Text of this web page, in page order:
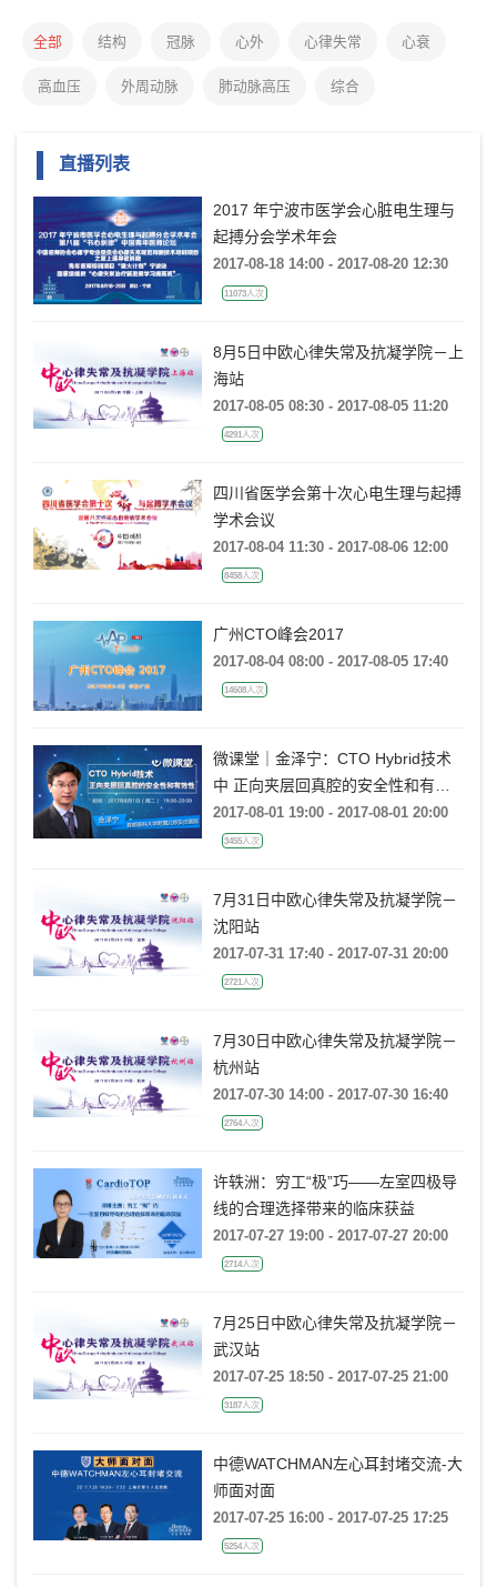
全部 结构 冠脉 心外 心律失常 心衰
高血压 外周动脉 肺动脉高压 综合
直播列表
2017 年宁波市医学会心脏电生理与
起搏分会学术年会
2017-08-18 14:00 - 2017-08-20 12:30
11073人次
8月5日中欧心律失常及抗凝学院－上
海站
2017-08-05 08:30 - 2017-08-05 11:20
4291人次
四川省医学会第十次心电生理与起搏
学术会议
2017-08-04 11:30 - 2017-08-06 12:00
8458人次
广州CTO峰会2017
2017-08-04 08:00 - 2017-08-05 17:40
14608人次
微课堂｜金泽宁：CTO Hybrid技术
中 正向夹层回真腔的安全性和有效
性
2017-08-01 19:00 - 2017-08-01 20:00
3455人次
7月31日中欧心律失常及抗凝学院－
沈阳站
2017-07-31 17:40 - 2017-07-31 20:00
2721人次
7月30日中欧心律失常及抗凝学院－
杭州站
2017-07-30 14:00 - 2017-07-30 16:40
2764人次
许轶洲：穷工“极”巧——左室四极导
线的合理选择带来的临床获益
2017-07-27 19:00 - 2017-07-27 20:00
2714人次
7月25日中欧心律失常及抗凝学院－
武汉站
2017-07-25 18:50 - 2017-07-25 21:00
3187人次
中德WATCHMAN左心耳封堵交流-大
师面对面
2017-07-25 16:00 - 2017-07-25 17:25
5254人次